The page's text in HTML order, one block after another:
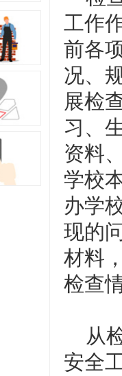
工作
前各
况、
展检
习、
资料
学校
办学
现的
材料
检查
从检
安全